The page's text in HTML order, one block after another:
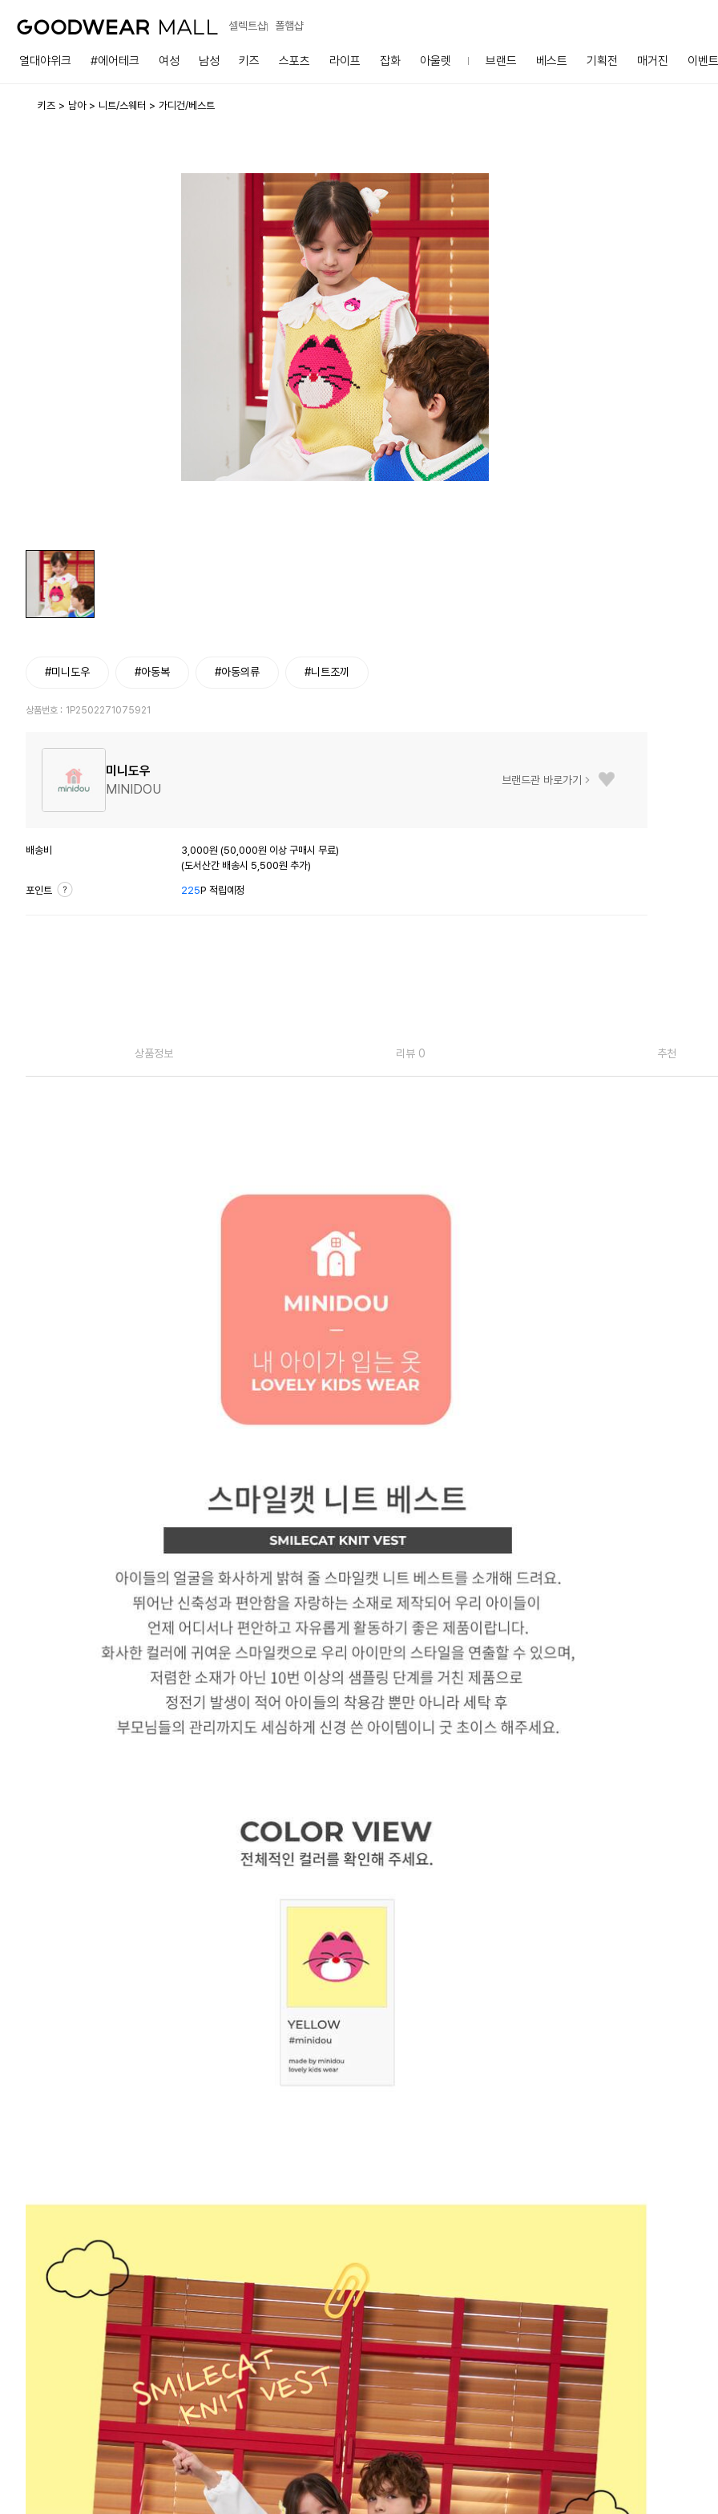
셀렉트샵 폴햄샵
열대야위크 #에어테크 여성 남성 키즈 스포츠 라이프 잡화 아울렛 브랜드 베스트 기획전 매거진 이벤트
키즈 남아 니트/스웨터 가디건/베스트
#미니도우 #아동복 #아동의류 #니트조끼
상품번호 : 1P2502271075921
미니도우
MINIDOU
브랜드관 바로가기
배송비
3,000원 (50,000원 이상 구매시 무료)
(도서산간 배송시 5,500원 추가)
포인트 225P 적립예정
상품정보 리뷰 0 추천